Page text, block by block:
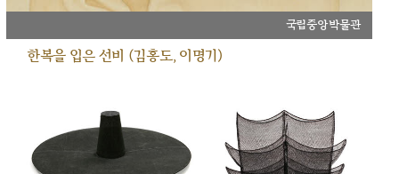
국립중앙박물관
한복을 입은 선비 (김홍도, 이명기)